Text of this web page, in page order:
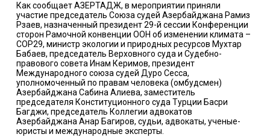
Как сообщаетАЗЕРТАДЖ, в мероприятии приняли
участие председатель Союза судей Азербайджана Рамиз
Рзаев, назначенный президент 29-й сессии Конференции
сторон Рамочной конвенции ООН об изменении климата –
COP29, министр экологии и природных ресурсов Мухтар
Бабаев, председатель Верховного суда и Судебно-
правового совета Инам Керимов, президент
Международного союза судей Дуро Сесса,
уполномоченный по правам человека (омбудсмен)
Азербайджана Сабина Алиева, заместитель
председателя Конституционного суда Турции Басри
Багджи, председатель Коллегии адвокатов
Азербайджана Анар Багиров, судьи, адвокаты, ученые-
юристы и международные эксперты.